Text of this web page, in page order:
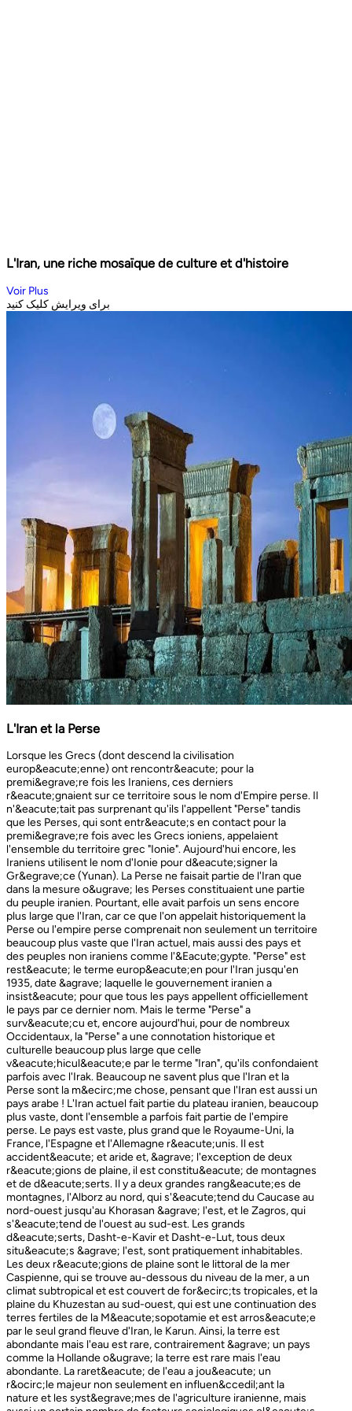
L'Iran, une riche mosaïque de culture et d'histoire
Voir Plus
برای ویرایش کلیک کنید
L'Iran et la Perse
Lorsque les Grecs (dont descend la civilisation europ&eacute;enne) ont rencontr&eacute; pour la premi&egrave;re fois les Iraniens, ces derniers r&eacute;gnaient sur ce territoire sous le nom d'Empire perse. Il n'&eacute;tait pas surprenant qu'ils l'appellent "Perse" tandis que les Perses, qui sont entr&eacute;s en contact pour la premi&egrave;re fois avec les Grecs ioniens, appelaient l'ensemble du territoire grec "Ionie". Aujourd'hui encore, les Iraniens utilisent le nom d'Ionie pour d&eacute;signer la Gr&egrave;ce (Yunan). La Perse ne faisait partie de l'Iran que dans la mesure o&ugrave; les Perses constituaient une partie du peuple iranien. Pourtant, elle avait parfois un sens encore plus large que l'Iran, car ce que l'on appelait historiquement la Perse ou l'empire perse comprenait non seulement un territoire beaucoup plus vaste que l'Iran actuel, mais aussi des pays et des peuples non iraniens comme l'&Eacute;gypte. "Perse" est rest&eacute; le terme europ&eacute;en pour l'Iran jusqu'en 1935, date &agrave; laquelle le gouvernement iranien a insist&eacute; pour que tous les pays appellent officiellement le pays par ce dernier nom. Mais le terme "Perse" a surv&eacute;cu et, encore aujourd'hui, pour de nombreux Occidentaux, la "Perse" a une connotation historique et culturelle beaucoup plus large que celle v&eacute;hicul&eacute;e par le terme "Iran", qu'ils confondaient parfois avec l'Irak. Beaucoup ne savent plus que l'Iran et la Perse sont la m&ecirc;me chose, pensant que l'Iran est aussi un pays arabe ! L'Iran actuel fait partie du plateau iranien, beaucoup plus vaste, dont l'ensemble a parfois fait partie de l'empire perse. Le pays est vaste, plus grand que le Royaume-Uni, la France, l'Espagne et l'Allemagne r&eacute;unis. Il est accident&eacute; et aride et, &agrave; l'exception de deux r&eacute;gions de plaine, il est constitu&eacute; de montagnes et de d&eacute;serts. Il y a deux grandes rang&eacute;es de montagnes, l'Alborz au nord, qui s'&eacute;tend du Caucase au nord-ouest jusqu'au Khorasan &agrave; l'est, et le Zagros, qui s'&eacute;tend de l'ouest au sud-est. Les grands d&eacute;serts, Dasht-e-Kavir et Dasht-e-Lut, tous deux situ&eacute;s &agrave; l'est, sont pratiquement inhabitables. Les deux r&eacute;gions de plaine sont le littoral de la mer Caspienne, qui se trouve au-dessous du niveau de la mer, a un climat subtropical et est couvert de for&ecirc;ts tropicales, et la plaine du Khuzestan au sud-ouest, qui est une continuation des terres fertiles de la M&eacute;sopotamie et est arros&eacute;e par le seul grand fleuve d'Iran, le Karun. Ainsi, la terre est abondante mais l'eau est rare, contrairement &agrave; un pays comme la Hollande o&ugrave; la terre est rare mais l'eau abondante. La raret&eacute; de l'eau a jou&eacute; un r&ocirc;le majeur non seulement en influen&ccedil;ant la nature et les syst&egrave;mes de l'agriculture iranienne, mais aussi un certain nombre de facteurs sociologiques cl&eacute;s, y compris la cause et la nature des &Eacute;tats iraniens. L'&eacute;tendue des montagnes et du d&eacute;sert a naturellement divis&eacute; la population iranienne en groupes relativement isol&eacute;s. Mais l'aridit&eacute; a jou&eacute; un r&ocirc;le encore plus important &agrave; cet &eacute;gard, et ce au niveau des plus petites unit&eacute;s sociales. Dans la majeure partie du pays, l'agriculture et l'&eacute;levage du b&eacute;tail n'&eacute;taient possibles que l&agrave; o&ugrave; l'eau de pluie naturelle, un petit ruisseau, un canal d'eau souterrain, appel&eacute; Qanat, ou une combinaison de ces &eacute;l&eacute;ments fournissait l'approvisionnement minimal n&eacute;cessaire en eau. Le Qanat ou Kariz est un d&eacute;veloppement ing&eacute;nieux des temps anciens, qui remonte &agrave; bien avant la fondation de l'empire perse. &Agrave; partir d'une nappe phr&eacute;atique existante dans les hautes terres, un tunnel est creus&eacute; sous le sol, en pente descendante vers les basses terres (pr&egrave;s des fermes environnantes) o&ugrave; il remonte &agrave; la surface. L'eau qui s'&eacute;coule de la source par gravit&eacute; est ensuite distribu&eacute;e par d'&eacute;troits canaux l&agrave; o&ugrave; elle est n&eacute;cessaire pour l'irrigation et d'autres usages. Le peuple iranien &Agrave; l'origine, les Iraniens &eacute;taient plus une ethnie qu'une nation et les perses se comptaient comme un groupe parmi un bon nombre des Iraniens. A part le pays qui s'appelle aujourd'hui l'Iran, l'Afghanistan et le Tadjikistan appartiennent &eacute;galement &agrave; un territoire iranien plus large dans leurs concepts historiques et culturels. En plus la domaine culturelle iranienne d&eacute;passe encore plus loin que la fronti&egrave;re de l&rsquo;ensemble de ces trois pays et s'&eacute;tendant jusqu&rsquo;au cot&eacute; nordique de l'Inde, l'Ouzb&eacute;kistan, le Turkm&eacute;nistan, le Caucase et l'Anatolie : Aujourd&rsquo;hui , c&rsquo;est ce que l&rsquo;on appelle &lsquo;&rsquo; Monde Persan&rsquo;&rsquo; La langue persane est une des langues iraniennes, alors qu&rsquo;il en existe d'autres vari&eacute;t&eacute;s dont le kurde et le pashto. En Iran, certaines langues locales sont encore parl&eacute;es en tant que des langues vivantes tandis que d&rsquo;autre langues r&eacute;gionales que l&rsquo;iranienne sont &eacute;galement parl&eacute;s en Iran tels que le turc et l&rsquo;arabe. En plus, d'autres formats de la langue persane sont parl&eacute;es en Afghanistan et au Tadjikistan, si bien que les r&eacute;sidents dans ces trois pays arrivent &agrave; se comprendre lors de la conversation et de la communication litt&eacute;raire. Egalement d'autres dialectes persans sont parl&eacute;s en Iran. A vraie dire , n&rsquo;importe quel argument &agrave; propos de l&rsquo;histoire de l&rsquo;Iran, de son &eacute;conomie et de sa politique ne serait pas raisonnable sauf qu&rsquo;on puisse tenir en compte les nomades qui ont &eacute;tabli leurs royaume &agrave; partir de l&rsquo;&eacute;poque des Perses au Qajars qui r&eacute;gnaient jusuq&rsquo;aux20&egrave;me si&egrave;cle. Suit &agrave; la recherches des p&acirc;turages encore plus verts et des sols fertils, diff&eacute;rents &eacute;thnies comme le turques, sont partis vers les r&eacute;gions au nord, nord-est et l&rsquo;est de la Perse . Apr&egrave;s avoir s&rsquo;h&eacute;berger , ils fallait qu&rsquo;ils se pr&eacute;par&egrave;rent pour faire face aux &eacute;nemies etrang&egrave;res . La s&egrave;cheresse, l&rsquo;aridit&eacute; et la densit&eacute; de la population dan leurs propres r&eacute;gions fut la cause de l&rsquo;immigration vers la Perse. D&rsquo;autre part la manqu&eacute; de la pluie et l&rsquo;aridit&eacute; en Iran causait la miragartion des gens vers des r&eacute;gions plus verts : ils se d&eacute;pla&ccedil;aient tous les ann&eacute;es, pour aller vers les r&eacute;gions o&ugrave; il faisait agr&eacute;able pendant l&rsquo;hiver et des r&eacute;gions o&ugrave; le climat faisait moins chaud au cours de l&rsquo;&eacute;t&eacute;. En comparaison avec les les s&eacute;dentaires, les nomades ont des puissances militaires et ils sont plus dynamiques, et plus nombreux que les villageoises qu'ils attaquaient. Ces particularit&eacute;s permettent &agrave; une tribu ou &agrave; un ensemble de tribus de faire diriger les autres vers la formation d&rsquo;un &eacute;tat central : Ensuite il faisait les n&eacute;cessaires pour collecter directement ou via un moyen indirect, la totalit&eacute; des produits agricoles exc&eacute;dentaires pour fournir les affaires financi&egrave;res. Ainsi il devient un &eacute;tat central et capable &agrave; taille de contr&ocirc;ler, d'administrer et de d&eacute;fendre ses vastes territoires. La plupart des souverains iraniens se d&eacute;pla&ccedil;aient la plupart du temps et cette caract&eacute;ristique est racin&eacute; dans leurs origines et leurs esprits. Par exemple les Ach&eacute;m&eacute;nides dirigeaient leurs trois capitales et se d&eacute;pla&ccedil;aient entre : Suse, Pers&eacute;polis et Ecbatane et parfois quatre si on fait inclure la Babylon. D&egrave;s le d&eacute;but ; tous les gouvernements iraniens jusqu&rsquo;au 20&egrave;me si&egrave;cle, on &eacute;t&eacute; fond&eacute;s par des tribus nomades et apr&egrave;s avoir &ecirc;tre uni au sein du gouvernement , il fallait se pr&eacute;parer pour faire face aux d&eacute;fis comme l&rsquo;invasion des nomades dans le pays et ceux qui pourraient attaquer depuis des terres au-del&agrave; des fronti&egrave;res. D'une mani&egrave;re historique, l'Iran a &eacute;t&eacute; le carrefour entre l'Asie et l'Europe, l'Est et l'Ouest. Les personnes, les biens ainsi que les croyances, les normes et produits culturels y sont pass&eacute;s, g&eacute;n&eacute;ralement d'est en ouest, mais pas toujours. L'influence orientale &eacute;tait telle que beaucoup des anciens mythes et l&eacute;gendes iraniens provenaient des terres orientales de l'Iran, bien que l'islam et les Arabes soient venus de la direction oppos&eacute;e. Cette situation g&eacute;ographique particuli&egrave;re a donn&eacute; lieu &agrave; ce que l'on peut appeler &laquo; l'effet carrefour &raquo;, &agrave; la fois d&eacute;stabilisant et enrichissant le pays ; rendant ses habitants hospitaliers et amicaux envers les &eacute;trangers et aussi tr&egrave;s conscients de leur particularit&eacute;. L'une des cons&eacute;quences de l'effet de carrefour est le fait que l'Iran est maintenant peupl&eacute; d&rsquo;une vari&eacute;t&eacute; de communaut&eacute;s ethniques et linguistiques incluant ceux dont la langue maternelle est le persan, ainsi que les Kurdes, les Turcs, les Arabes, les Baloutches, etc. On rencontre les Turcophones dans la r&eacute;gion Nord-ouest de l'Azerba&iuml;djan, aujourd'hui divis&eacute;e en plusieurs provinces, &agrave; la fronti&egrave;re de la Turquie et du Caucase. D'autres peuples turcophones, comme les Turkm&egrave;nes du Centre-nord-est et les tribus turcophones comm